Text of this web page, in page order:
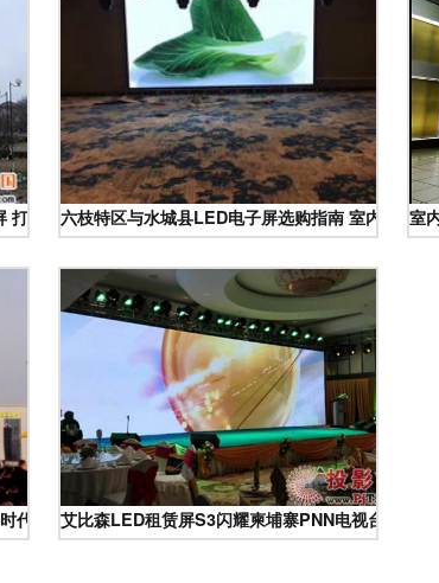
打造高清室内视觉盛宴
六枝特区与水城县LED电子屏选购指南 室内屏的应
室
代的视觉盛宴
艾比森LED租赁屏S3闪耀柬埔寨PNN电视台开业晚宴